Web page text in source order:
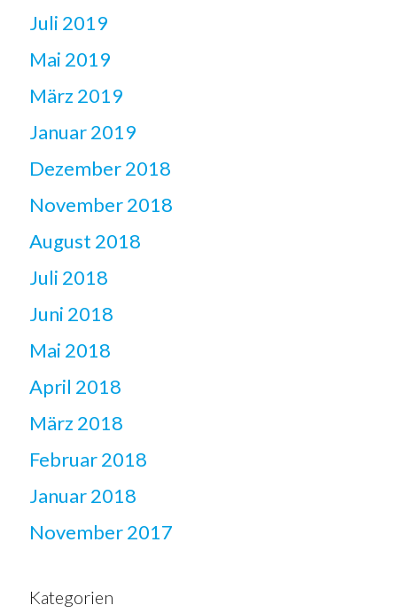
Juli 2019
Mai 2019
März 2019
Januar 2019
Dezember 2018
November 2018
August 2018
Juli 2018
Juni 2018
Mai 2018
April 2018
März 2018
Februar 2018
Januar 2018
November 2017
Kategorien